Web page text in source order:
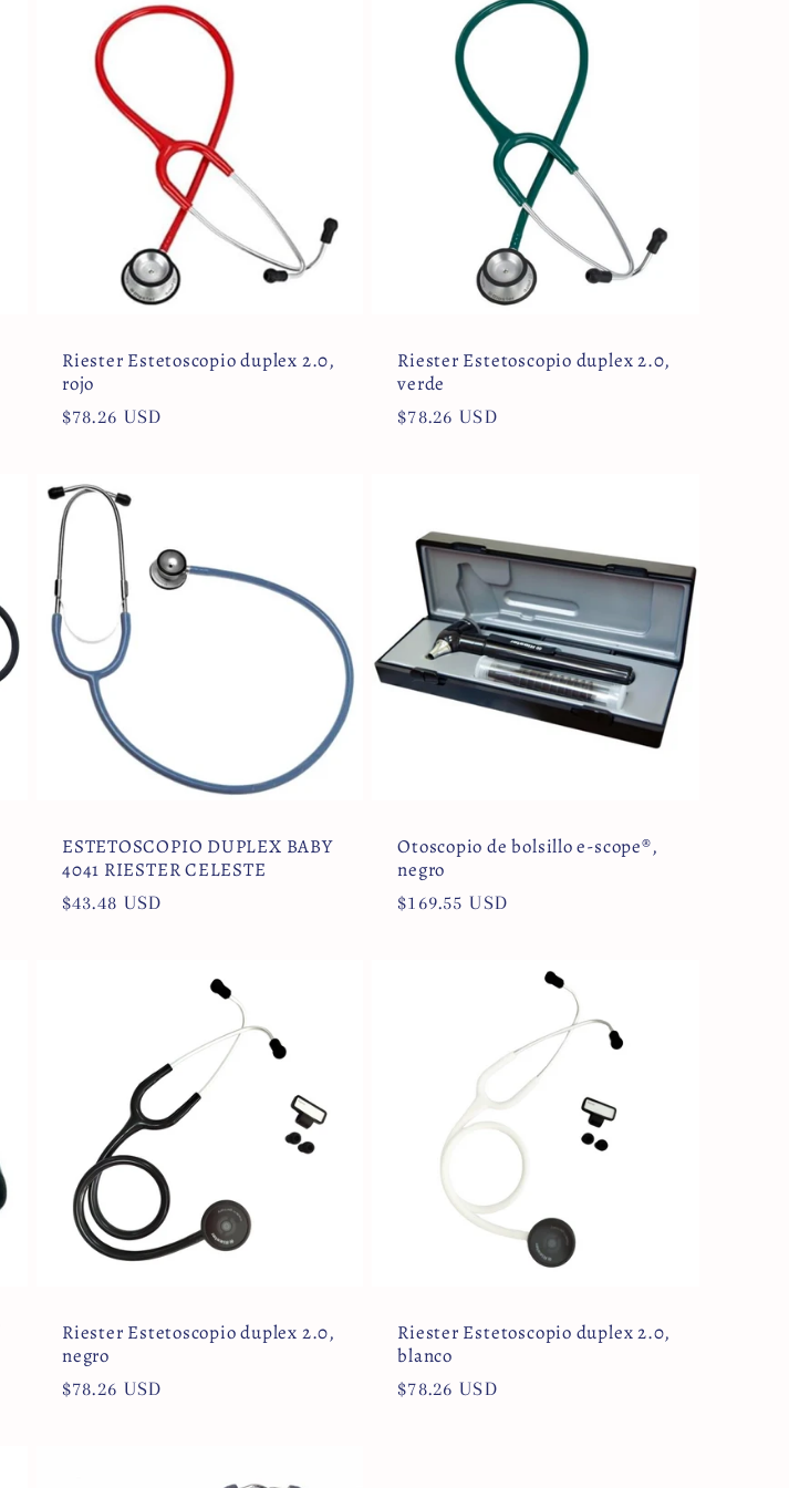
Riester Estetoscopio duplex 2.0,
rojo
Precio
$78.26 USD
Riester Estetoscopio duplex 2.0,
verde
Precio
$78.26 USD
ESTETOSCOPIO DUPLEX BABY
4041 RIESTER CELESTE
Precio
$43.48 USD
Otoscopio de bolsillo e-scope®,
negro
Precio
$169.55 USD
Riester Estetoscopio duplex 2.0,
negro
Precio
$78.26 USD
Riester Estetoscopio duplex 2.0,
blanco
Precio
$78.26 USD